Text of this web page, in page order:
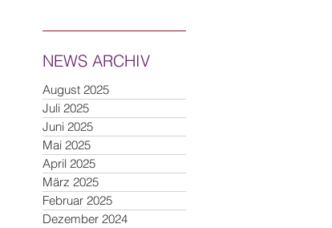
NEWS ARCHIV
August 2025
Juli 2025
Juni 2025
Mai 2025
April 2025
März 2025
Februar 2025
Dezember 2024